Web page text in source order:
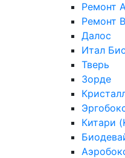
Ремонт
Ремонт
Далос
Итал
Тверь
Зорде
Китари